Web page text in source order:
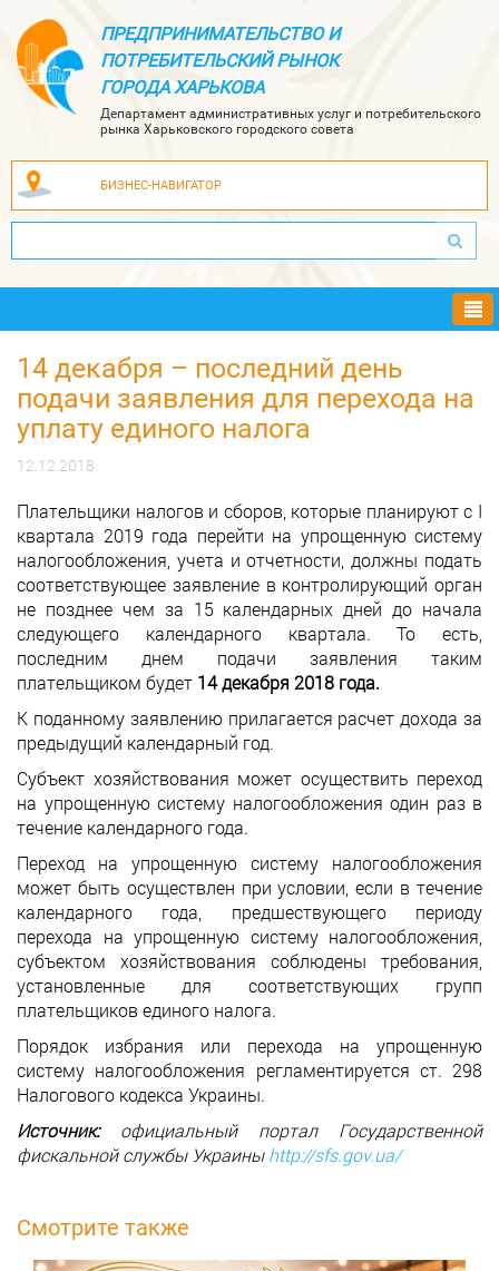
ПРЕДПРИНИМАТЕЛЬСТВО И
ПОТРЕБИТЕЛЬСКИЙ РЫНОК
ГОРОДА ХАРЬКОВА
Департамент административных услуг и потребительского
рынка Харьковского городского совета
БИЗНЕС-НАВИГАТОР
14 декабря – последний день
подачи заявления для перехода на
уплату единого налога
12.12.2018
Плательщики налогов и сборов, которые планируют с I
квартала 2019 года перейти на упрощенную систему
налогообложения, учета и отчетности, должны подать
соответствующее заявление в контролирующий орган
не позднее чем за 15 календарных дней до начала
следующего календарного квартала. То есть,
последним днем ​​подачи заявления таким
плательщиком будет 14 декабря 2018 года.
К поданному заявлению прилагается расчет дохода за
предыдущий календарный год.
Субъект хозяйствования может осуществить переход
на упрощенную систему налогообложения один раз в
течение календарного года.
Переход на упрощенную систему налогообложения
может быть осуществлен при условии, если в течение
календарного года, предшествующего периоду
перехода на упрощенную систему налогообложения,
субъектом хозяйствования соблюдены требования,
установленные для соответствующих групп
плательщиков единого налога.
Порядок избрания или перехода на упрощенную
систему налогообложения регламентируется ст. 298
Налогового кодекса Украины.
Источник: официальный портал Государственной
фискальной службы Украиныhttp://sfs.gov.ua/
Смотрите также